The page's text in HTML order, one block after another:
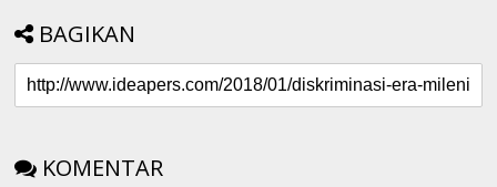
BAGIKAN
KOMENTAR